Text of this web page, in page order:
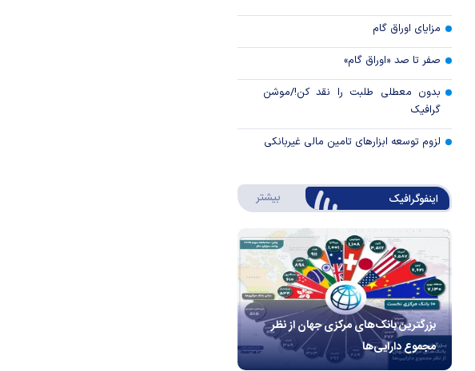
مزایای اوراق گام
صفر تا صد «اوراق گام»
بدون معطلی طلبت را نقد کن!/موشن
گرافیک
لزوم توسعه ابزارهای تامین مالی غیربانکی
اینفوگرافیک بیشتر درباره اینفوگرافیک
بزرگترین بانک‌های مرکزی جهان از نظر
مجموع دارایی‌ها